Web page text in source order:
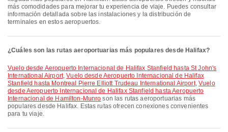
más comodidades para mejorar tu experiencia de viaje. Puedes consultar
información detallada sobre las instalaciones y la distribución de
terminales en estos aeropuertos.
¿Cuáles son las rutas aeroportuarias más populares desde Halifax?
Vuelo desde Aeropuerto Internacional de Halifax Stanfield hasta St John's
International Airport,Vuelo desde Aeropuerto Internacional de Halifax
Stanfield hasta Montreal Pierre Elliott Trudeau International Airport, Vuelo
desde Aeropuerto Internacional de Halifax Stanfield hasta Aeropuerto
Internacional de Hamilton-Munro son las rutas aeroportuarias más
populares desde Halifax. Estas rutas ofrecen conexiones convenientes
para tu viaje.